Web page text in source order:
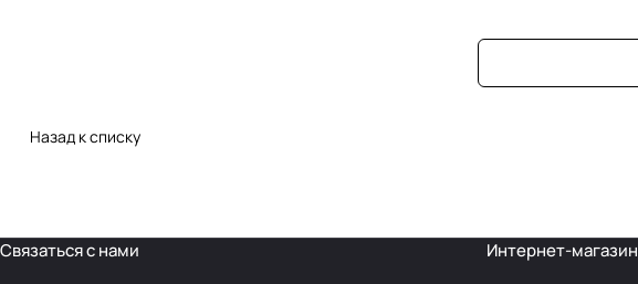
Назад к списку
Связаться с нами Интернет-магазин